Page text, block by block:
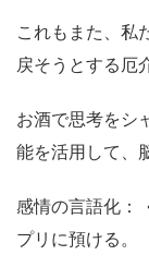
これもまた、私
戻そうとする厄
お酒で思考をシ
能を活用して、
感情の言語化：
プリに預ける。